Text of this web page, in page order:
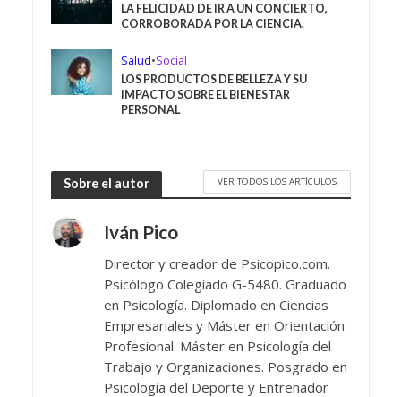
LA FELICIDAD DE IR A UN CONCIERTO,
CORROBORADA POR LA CIENCIA.
Salud•Social
LOS PRODUCTOS DE BELLEZA Y SU
IMPACTO SOBRE EL BIENESTAR
PERSONAL
Sobre el autor VER TODOS LOS ARTÍCULOS
Iván Pico
Director y creador de Psicopico.com.
Psicólogo Colegiado G-5480. Graduado
en Psicología. Diplomado en Ciencias
Empresariales y Máster en Orientación
Profesional. Máster en Psicología del
Trabajo y Organizaciones. Posgrado en
Psicología del Deporte y Entrenador